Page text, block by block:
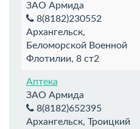
ЗАО Армида
8(8182)230552
Архангельск,
Беломорской Военной
Флотилии, 8 ст2
Аптека
ЗАО Армида
8(8182)652395
Архангельск, Троицкий